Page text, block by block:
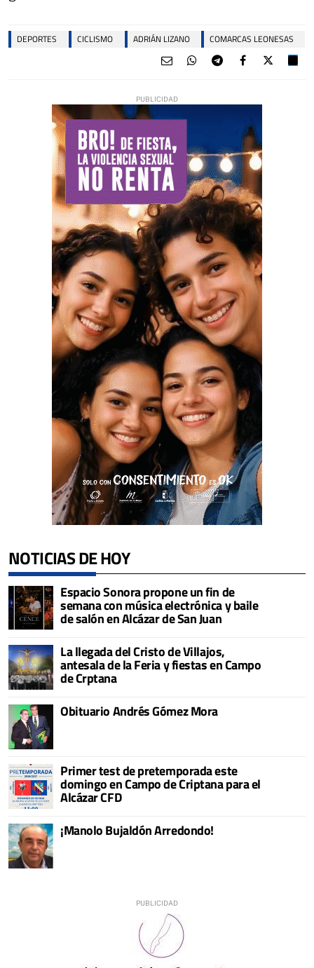
DEPORTES CICLISMO ADRIÁN LIZANO COMARCAS LEONESAS
NOTICIAS DE HOY
Espacio Sonora propone un fin de
semana con música electrónica y baile
de salón en Alcázar de San Juan
La llegada del Cristo de Villajos,
antesala de la Feria y fiestas en Campo
de Crptana
Obituario Andrés Gómez Mora
Primer test de pretemporada este
domingo en Campo de Criptana para el
Alcázar CFD
¡Manolo Bujaldón Arredondo!